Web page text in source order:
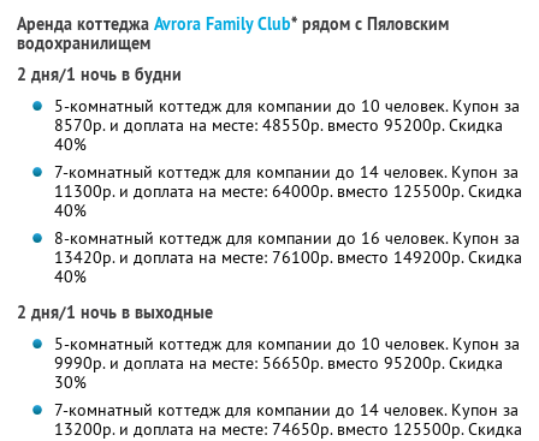
Аренда коттеджа Avrora Family Club* рядом с Пяловским
водохранилищем
2 дня/1 ночь в будни
5-комнатный коттедж для компании до 10 человек. Купон за
8570р. и доплата на месте: 48550р. вместо 95200р. Скидка
40%
7-комнатный коттедж для компании до 14 человек. Купон за
11300р. и доплата на месте: 64000р. вместо 125500р. Скидка
40%
8-комнатный коттедж для компании до 16 человек. Купон за
13420р. и доплата на месте: 76100р. вместо 149200р. Скидка
40%
2 дня/1 ночь в выходные
5-комнатный коттедж для компании до 10 человек. Купон за
9990р. и доплата на месте: 56650р. вместо 95200р. Скидка
30%
7-комнатный коттедж для компании до 14 человек. Купон за
13200р. и доплата на месте: 74650р. вместо 125500р. Скидка